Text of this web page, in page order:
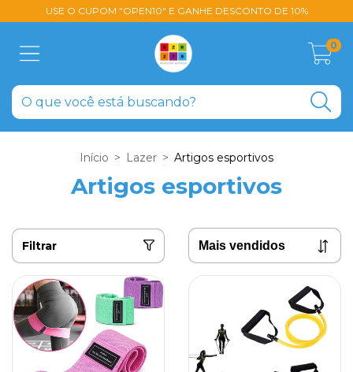
USE O CUPOM "OPEN10" E GANHE DESCONTO DE 10%
0
Início > Lazer > Artigos esportivos
Artigos esportivos
Filtrar